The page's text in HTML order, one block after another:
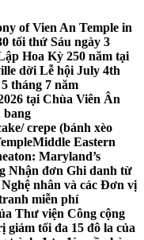
of Vien An Temple in
tối thứ Sáu ngày 3
Hoa Kỳ 250 năm tại
dời Lễ hội July 4th
tháng 7 năm
tại Chùa Viên Ân
bang
crepe (bánh xèo
Middle Eastern
Maryland’s
Nhận đơn Ghi danh từ
nhân và các Đơn vị
miễn phí
Thư viện Công cộng
giảm tối đa 15 đô la của